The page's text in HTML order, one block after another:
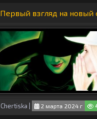
Первый взгляд на новый
Chertiska 2 марта 2024 г